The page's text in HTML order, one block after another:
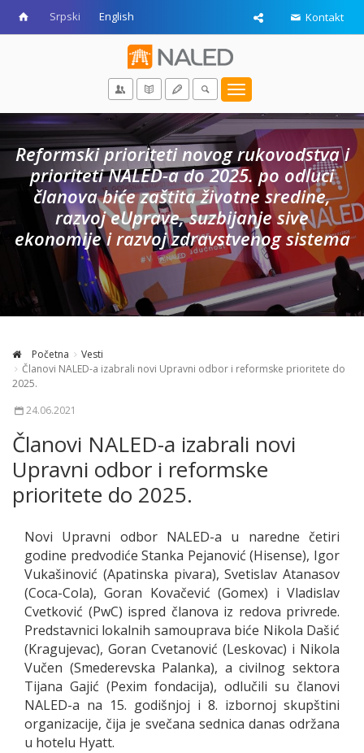
Srpski English Kontakt
Toggle
navigation
Reformski prioriteti novog rukovodstva i
prioriteti NALED-a do 2025. po odluci
članova biće zaštita životne sredine,
razvoj eUprave, suzbijanje sive
ekonomije i razvoj zdravstvenog sistema
Početna
Vesti
Članovi NALED-a izabrali novi Upravni odbor i reformske prioritete do
2025.
24.06.2021
Članovi NALED-a izabrali novi
Upravni odbor i reformske
prioritete do 2025.
Novi Upravni odbor NALED-a u naredne četiri
godine predvodiće Stanka Pejanović (Hisense), Igor
Vukašinović (Apatinska pivara), Svetislav Atanasov
(Coca-Cola), Goran Kovačević (Gomex) i Vladislav
Cvetković (PwC) ispred članova iz redova privrede.
Predstavnici lokalnih samouprava biće Nikola Dašić
(Kragujevac), Goran Cvetanović (Leskovac) i Nikola
Vučen (Smederevska Palanka), a civilnog sektora
Tijana Gajić (Pexim fondacija), odlučili su članovi
NALED-a na 15. godišnjoj i 8. izbornoj skupštini
organizacije, čija je svečana sednica danas održana
u hotelu Hyatt.